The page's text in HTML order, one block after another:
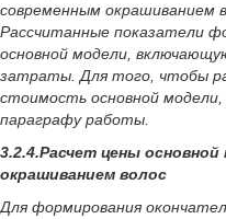
современным окрашиванием
Рассчитанные показатели
основной модели,
затраты. Для того, чтобы
стоимость основной
параграфу работы.
3.2.4.Расчет цены
окрашиванием волос
Для формирования